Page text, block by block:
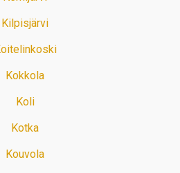
Kilpisjärvi
Kokkola
Koli
Kotka
Kouvola